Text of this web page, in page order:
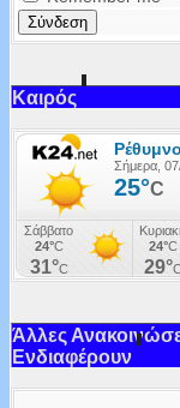
Καιρός
Άλλες
Ενδιαφέρουν